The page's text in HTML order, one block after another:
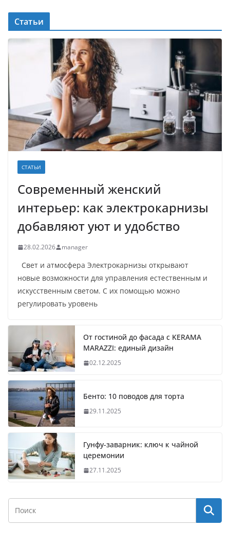
Статьи
СТАТЬИ
Современный женский
интерьер: как электрокарнизы
добавляют уют и удобство
28.02.2026 manager
Свет и атмосфера Электрокарнизы открывают
новые возможности для управления естественным и
искусственным светом. С их помощью можно
регулировать уровень
От гостиной до фасада с KERAMA
MARAZZI: единый дизайн
02.12.2025
Бенто: 10 поводов для торта
29.11.2025
Гунфу-заварник: ключ к чайной
церемонии
27.11.2025